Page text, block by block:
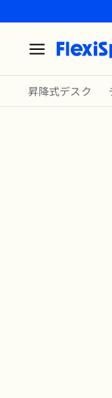
昇降式デスク